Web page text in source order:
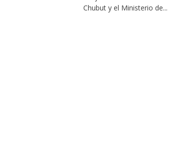
Chubut y el Ministerio de...